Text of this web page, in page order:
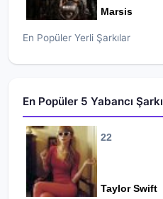
Marsis
En Popüler Yerli Şarkılar
En Popüler 5 Yabancı Şarkı
22
Taylor Swift